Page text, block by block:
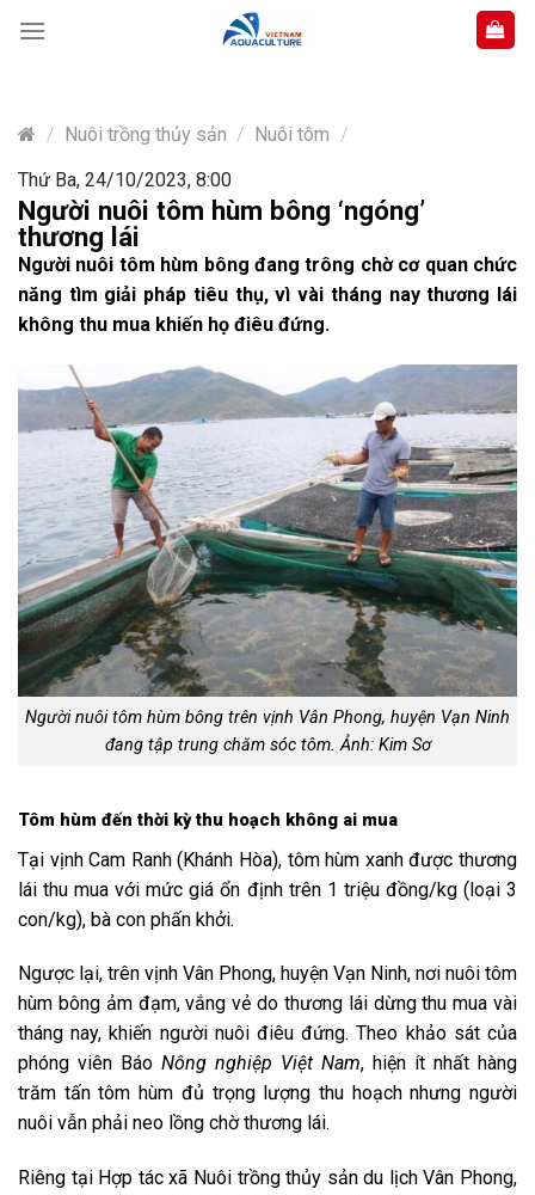
content
/ Nuôi trồng thủy sản / Nuôi tôm /
Thứ Ba, 24/10/2023, 8:00
Người nuôi tôm hùm bông ‘ngóng’
thương lái
Người nuôi tôm hùm bông đang trông chờ cơ quan chức
năng tìm giải pháp tiêu thụ, vì vài tháng nay thương lái
không thu mua khiến họ điêu đứng.
Người nuôi tôm hùm bông trên vịnh Vân Phong, huyện Vạn Ninh
đang tập trung chăm sóc tôm. Ảnh: Kim Sơ
Tôm hùm đến thời kỳ thu hoạch không ai mua
Tại vịnh Cam Ranh (Khánh Hòa), tôm hùm xanh được thương
lái thu mua với mức giá ổn định trên 1 triệu đồng/kg (loại 3
con/kg), bà con phấn khởi.
Ngược lại, trên vịnh Vân Phong, huyện Vạn Ninh, nơi nuôi tôm
hùm bông ảm đạm, vắng vẻ do thương lái dừng thu mua vài
tháng nay, khiến người nuôi điêu đứng. Theo khảo sát của
phóng viên Báo Nông nghiệp Việt Nam, hiện ít nhất hàng
trăm tấn tôm hùm đủ trọng lượng thu hoạch nhưng người
nuôi vẫn phải neo lồng chờ thương lái.
Riêng tại Hợp tác xã Nuôi trồng thủy sản du lịch Vân Phong,